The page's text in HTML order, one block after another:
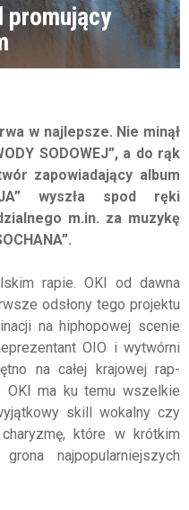
promujący
w najlepsze. Nie minął
SODOWEJ”, a do rąk
zapowiadający album
wyszła spod ręki
m.in. za muzykę
rapie. OKI od dawna
odsłony tego projektu
na hiphopowej scenie
OIO i wytwórni
na całej krajowej rap-
ma ku temu wszelkie
skill wokalny czy
które w krótkim
najpopularniejszych